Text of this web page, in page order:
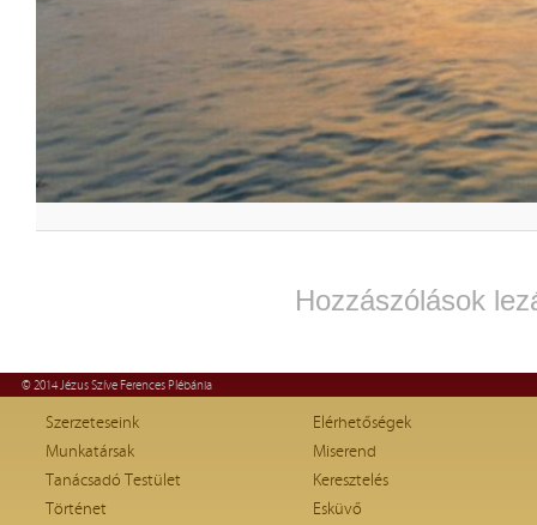
Hozzászólások
© 2014 Jézus Szíve Ferences Plébánia
Szerzeteseink
Munkatársak
Tanácsadó Testület
Történet
Elérhetőségek
Miserend
Keresztelés
Esküvő